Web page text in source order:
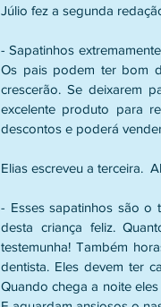
Júlio fez a segunda
- Sapatinhos
Os pais podem ter bom
crescerão. Se deixarem
excelente produto para
descontos e poderá
Elias escreveu a terceira.
- Esses sapatinhos são o
desta criança feliz.
testemunha! Também
dentista. Eles devem ter
Quando chega a noite